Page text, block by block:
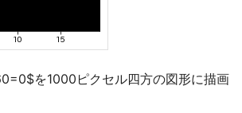
を1000ピクセル四方の図形に描画